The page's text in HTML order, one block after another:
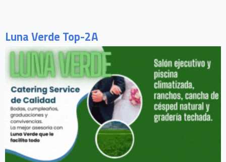
Luna Verde Top-2A